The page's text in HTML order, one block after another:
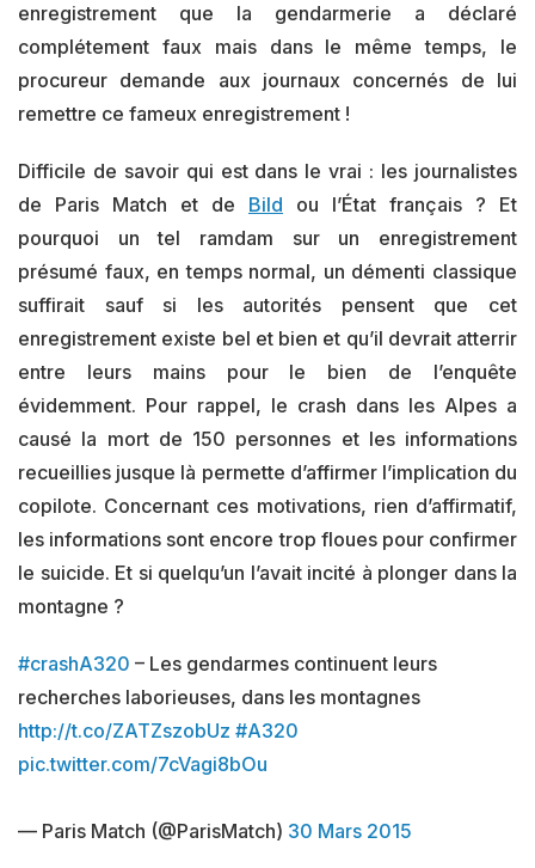
enregistrement que la gendarmerie a déclaré
complétement faux mais dans le même temps, le
procureur demande aux journaux concernés de lui
remettre ce fameux enregistrement !
Difficile de savoir qui est dans le vrai : les journalistes
de Paris Match et de Bild ou l’État français ? Et
pourquoi un tel ramdam sur un enregistrement
présumé faux, en temps normal, un démenti classique
suffirait sauf si les autorités pensent que cet
enregistrement existe bel et bien et qu’il devrait atterrir
entre leurs mains pour le bien de l’enquête
évidemment. Pour rappel, le crash dans les Alpes a
causé la mort de 150 personnes et les informations
recueillies jusque là permette d’affirmer l’implication du
copilote. Concernant ces motivations, rien d’affirmatif,
les informations sont encore trop floues pour confirmer
le suicide. Et si quelqu’un l’avait incité à plonger dans la
montagne ?
#crashA320 – Les gendarmes continuent leurs
recherches laborieuses, dans les montagnes
http://t.co/ZATZszobUz #A320
pic.twitter.com/7cVagi8bOu
— Paris Match (@ParisMatch) 30 Mars 2015